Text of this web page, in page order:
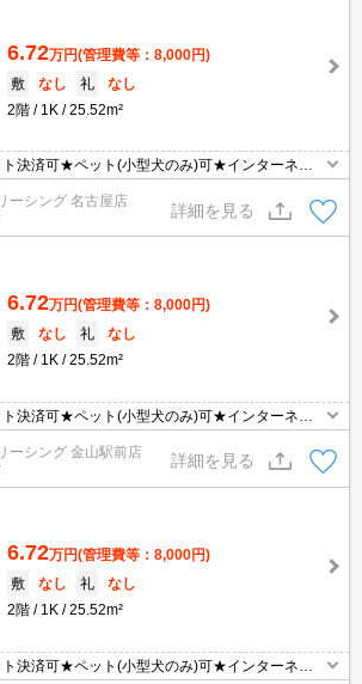
6.72万円(管理費等：8,000円)
敷
なし 礼
なし
2階
1K 25.52m²
決済可★ペット(小型犬のみ)可★インターネッ
ーシング 名古屋店
詳細を見る
6.72万円(管理費等：8,000円)
敷
なし 礼
なし
2階
1K 25.52m²
決済可★ペット(小型犬のみ)可★インターネッ
ーが徒歩圏内にあって便利な立地です！
ーシング 金山駅前店
詳細を見る
6.72万円(管理費等：8,000円)
敷
なし 礼
なし
2階
1K 25.52m²
決済可★ペット(小型犬のみ)可★インターネッ